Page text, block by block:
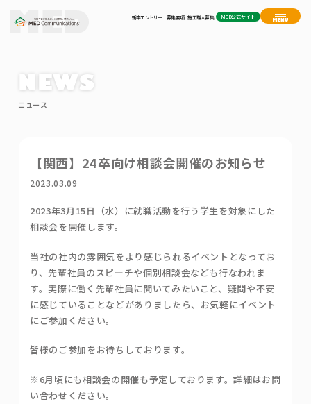
新卒エントリー 募集要項 施工職人募集 MED公式サイト
NEWS
ニュース
【関西】24卒向け相談会開催のお知らせ
2023.03.09
2023年3月15日（水）に就職活動を行う学生を対象にした
相談会を開催します。
当社の社内の雰囲気をより感じられるイベントとなってお
り、先輩社員のスピーチや個別相談会なども行なわれま
す。実際に働く先輩社員に聞いてみたいこと、疑問や不安
に感じていることなどがありましたら、お気軽にイベント
にご参加ください。
皆様のご参加をお待ちしております。
※6月頃にも相談会の開催も予定しております。詳細はお問
い合わせください。